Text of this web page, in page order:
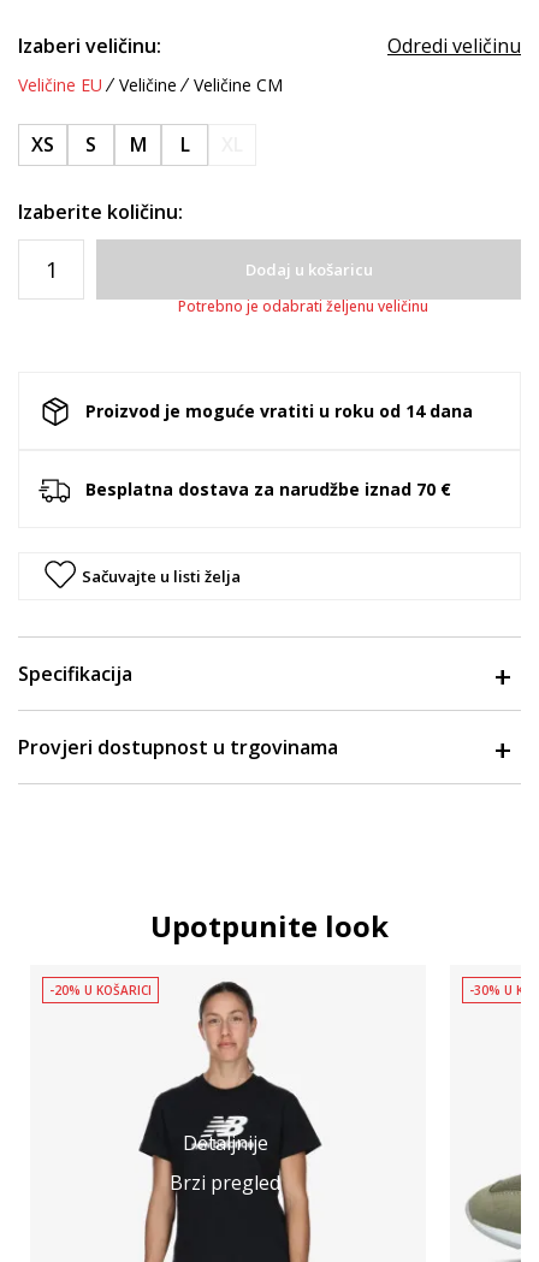
Izaberi veličinu: Odredi veličinu
Veličine EU Veličine Veličine CM
XS S M L
Izaberite količinu:
Dodaj u košaricu
Potrebno je odabrati željenu veličinu
Proizvod je moguće vratiti u roku od 14 dana
Besplatna dostava za narudžbe iznad 70 €
Sačuvajte u listi želja
Specifikacija
Provjeri dostupnost u trgovinama
Upotpunite look
Detaljnije
Brzi pregled
-20% U KOŠARICI -30% U